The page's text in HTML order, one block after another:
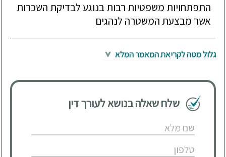
התפתחויות משפטיות רבות בנוגע לבדיקת השכרות
אשר מבצעת המשטרה לנהגים
גלול מטה לקריאת המאמר המלא
שלח שאלה בנושא לעורך דין